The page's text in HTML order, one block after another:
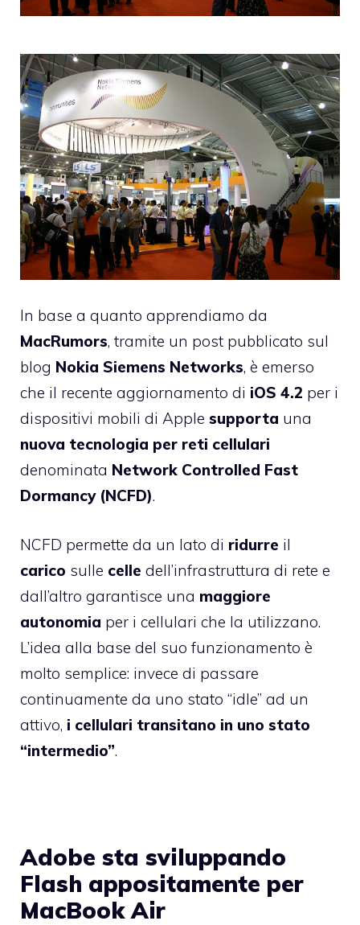
In base a quanto apprendiamo da
MacRumors, tramite un post pubblicato sul
blog Nokia Siemens Networks, è emerso
che il recente aggiornamento di iOS 4.2 per i
dispositivi mobili di Apple supporta una
nuova tecnologia per reti cellulari
denominata Network Controlled Fast
Dormancy (NCFD).
NCFD permette da un lato di ridurre il
carico sulle celle dell’infrastruttura di rete e
dall’altro garantisce una maggiore
autonomia per i cellulari che la utilizzano.
L’idea alla base del suo funzionamento è
molto semplice: invece di passare
continuamente da uno stato “idle” ad un
attivo, i cellulari transitano in uno stato
“intermedio”.
Adobe sta sviluppando
Flash appositamente per
MacBook Air